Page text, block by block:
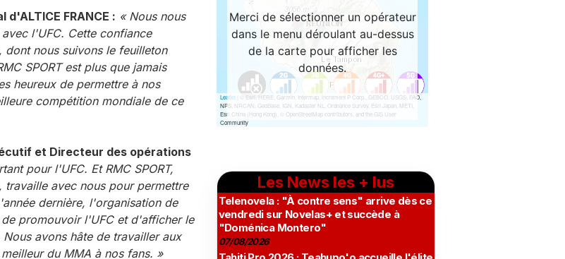
FRANCE : « Nous nous
l'UFC. Cette confiance
nous suivons le feuilleton
SPORT est plus que jamais
heureux de permettre à nos
compétition mondiale de ce
et Directeur des opérations
pour l'UFC. Et RMC SPORT,
travaille avec nous pour permettre
dernière, l'organisation de
promouvoir l'UFC et d'afficher le
avons hâte de travailler aux
du MMA à nos fans. »
Les News les + lus
Telenovela : "À contre sens" arrive dès ce
vendredi sur Novelas+ et succède à
"Doménica Montero"
07/08/2026